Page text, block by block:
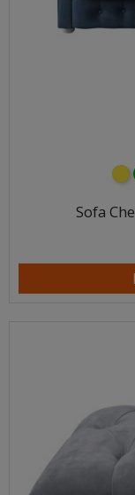
żółty
Sofa